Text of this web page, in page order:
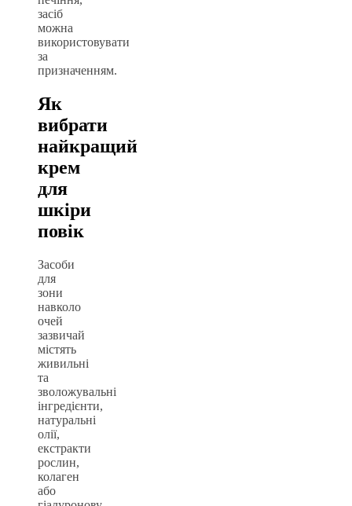
засіб
можна
використовувати
за
призначенням.
Як
вибрати
найкращий
крем
для
шкіри
повік
Засоби
для
зони
навколо
очей
зазвичай
містять
живильні
та
зволожувальні
інгредієнти,
натуральні
олії,
екстракти
рослин,
колаген
або